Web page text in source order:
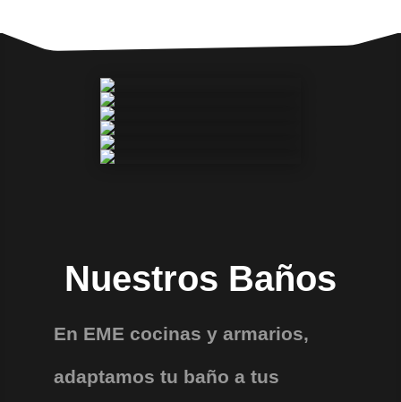
Nuestros Baños
En EME cocinas y armarios,
adaptamos tu baño a tus